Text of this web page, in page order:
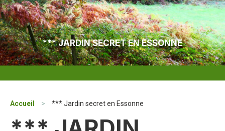
*** JARDIN SECRET EN ESSONNE
Accueil > *** Jardin secret en Essonne